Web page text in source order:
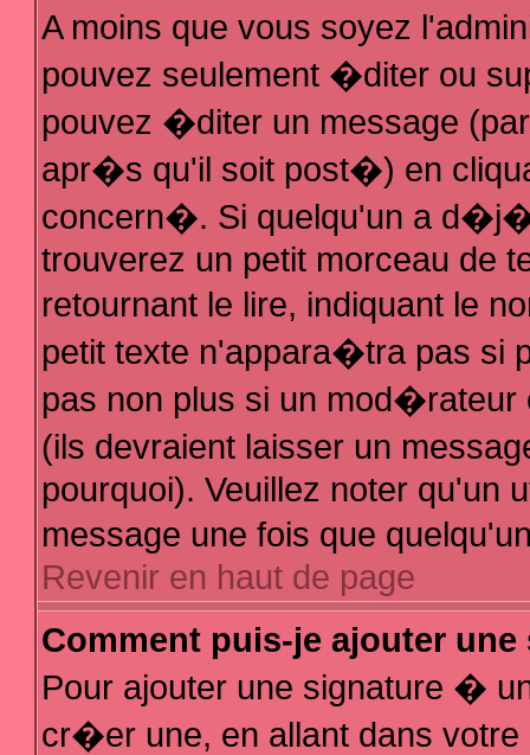
A moins que vous soyez
pouvez seulement �diter ou
pouvez �diter un message
apr�s qu'il soit post�) en
concern�. Si quelqu'un a
trouverez un petit morceau de
retournant le lire, indiquant le
petit texte n'appara�tra pas si
pas non plus si un
(ils devraient laisser un
pourquoi). Veuillez noter qu'un
message une fois que
Revenir en haut de page
Comment puis-je ajouter
Pour ajouter une signature �
cr�er une, en allant dans